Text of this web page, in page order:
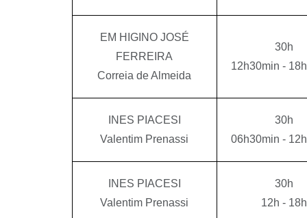
EM HIGINO JOSÉ
FERREIRA
Correia de Almeida
30h
12h30min -
INES PIACESI
Valentim Prenassi
30h
06h30min -
INES PIACESI
Valentim Prenassi
30h
12h - 18h